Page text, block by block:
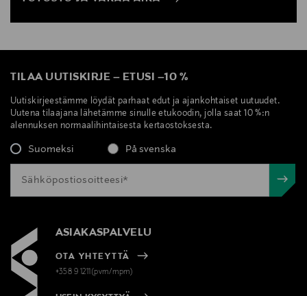
TILAA UUTISKIRJE – ETUSI –10 %
Uutiskirjeestämme löydät parhaat edut ja ajankohtaiset uutuudet.
Uutena tilaajana lähetämme sinulle etukoodin, jolla saat 10 %:n
alennuksen normaalihintaisesta kertaostoksesta.
Suomeksi På svenska
ASIAKASPALVELU
OTA YHTEYTTÄ
+358 9 1211(pvm/mpm)